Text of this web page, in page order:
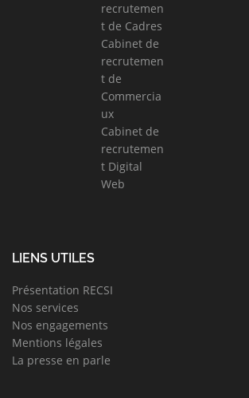
recrutemen
t de Cadres
Cabinet de
recrutemen
t de
Commercia
ux
Cabinet de
recrutemen
t Digital
Web
LIENS UTILES
Présentation RECSI
Nos services
Nos engagements
Mentions légales
La presse en parle